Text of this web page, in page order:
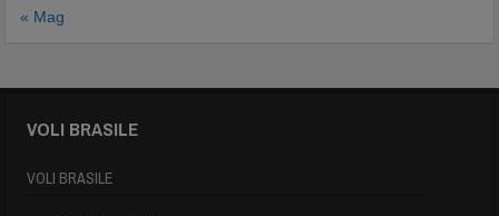
« Mag
VOLI BRASILE
VOLI BRASILE